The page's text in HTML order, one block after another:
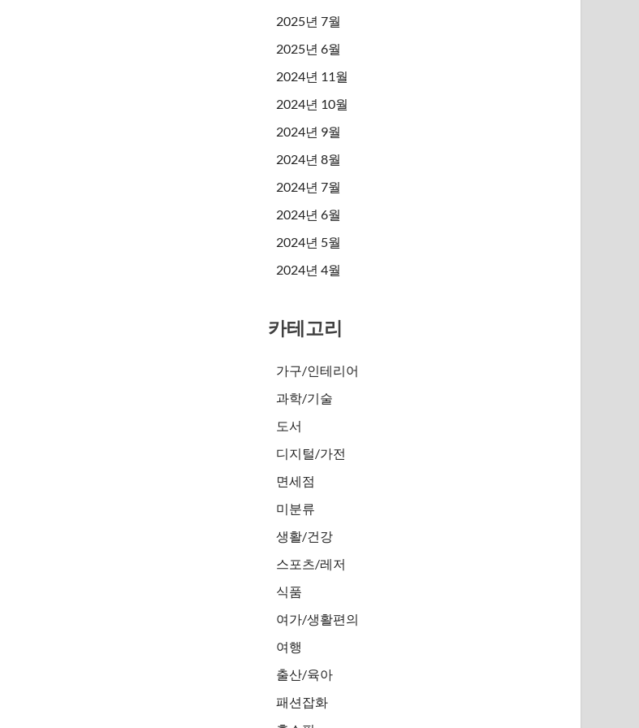
2025년 7월
2025년 6월
2024년 11월
2024년 10월
2024년 9월
2024년 8월
2024년 7월
2024년 6월
2024년 5월
2024년 4월
카테고리
가구/인테리어
과학/기술
도서
디지털/가전
면세점
미분류
생활/건강
스포츠/레저
식품
여가/생활편의
여행
출산/육아
패션잡화